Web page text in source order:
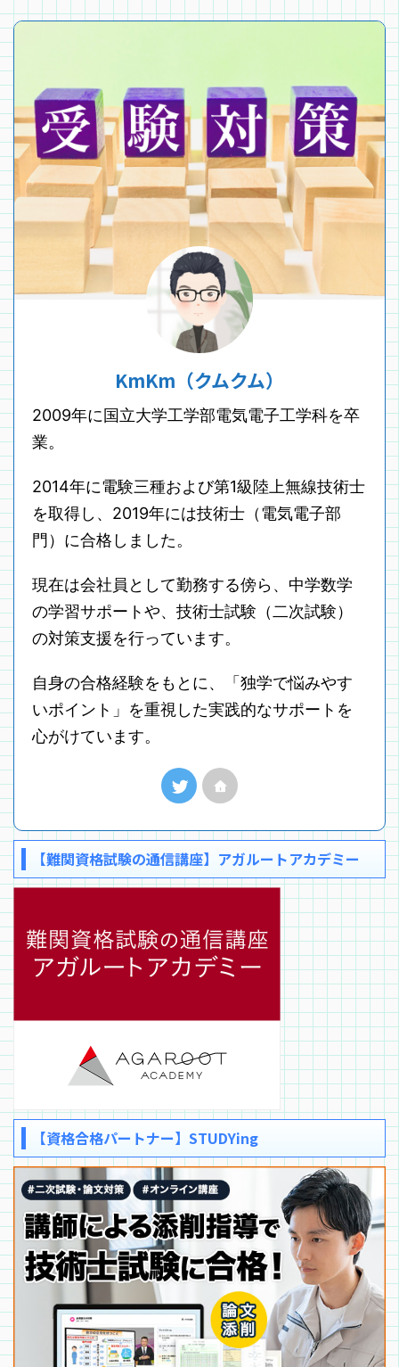
KmKm（クムクム）
2009年に国立大学工学部電気電子工学科を卒
業。
2014年に電験三種および第1級陸上無線技術士
を取得し、2019年には技術士（電気電子部
門）に合格しました。
現在は会社員として勤務する傍ら、中学数学
の学習サポートや、技術士試験（二次試験）
の対策支援を行っています。
自身の合格経験をもとに、「独学で悩みやす
いポイント」を重視した実践的なサポートを
心がけています。
【難関資格試験の通信講座】アガルートアカデミー
【資格合格パートナー】STUDYing